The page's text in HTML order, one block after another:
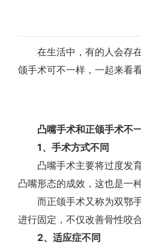
在生活中，有的人会存在
颌手术可不一样，一起来看看
凸嘴手术和正颌手术不
1、手术方式不同
凸嘴手术主要将过度发育
凸嘴形态的成效，这也是一
而正颌手术又称为双鄂手
进行固定，不仅改善骨性咬
2、适应症不同